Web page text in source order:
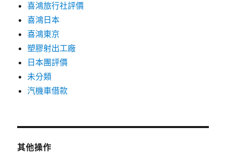
喜鴻旅行社評價
喜鴻日本
喜鴻東京
塑膠射出工廠
日本團評價
未分類
汽機車借款
其他操作